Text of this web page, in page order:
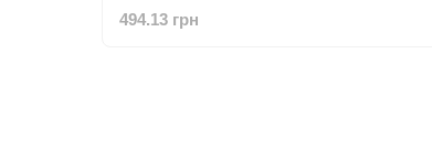
494.13 грн